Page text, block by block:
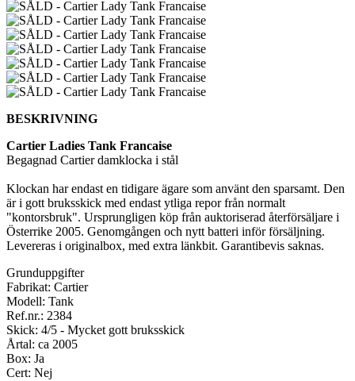
BESKRIVNING
Cartier Ladies Tank Francaise
Begagnad Cartier damklocka i stål
Klockan har endast en tidigare ägare som använt den sparsamt. Den
är i gott bruksskick med endast ytliga repor från normalt
"kontorsbruk". Ursprungligen köp från auktoriserad återförsäljare i
Österrike 2005. Genomgången och nytt batteri inför försäljning.
Levereras i originalbox, med extra länkbit. Garantibevis saknas.
Grunduppgifter
Fabrikat: Cartier
Modell: Tank
Ref.nr.: 2384
Skick: 4/5 - Mycket gott bruksskick
Årtal: ca 2005
Box: Ja
Cert: Nej